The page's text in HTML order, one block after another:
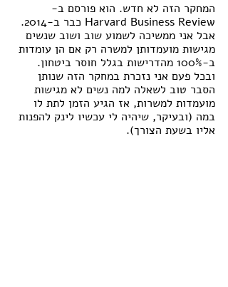
המחקר הזה לא חדש. הוא פורסם ב-
Harvard Business Review כבר ב-2014.
אבל אני ממשיכה לשמוע שוב ושוב שנשים
מגישות מועמדותן למשרה רק אם הן עומדות
ב-100% מהדרישות בגלל חוסר ביטחון.
ובכל פעם אני נזכרת במחקר הזה שנותן
הסבר טוב לשאלה למה נשים לא מגישות
מועמדות למשרות, אז הגיע הזמן לתת לו
במה (ובעיקר, שיהיה לי עכשיו לינק להפנות
אליו בשעת הצורך).